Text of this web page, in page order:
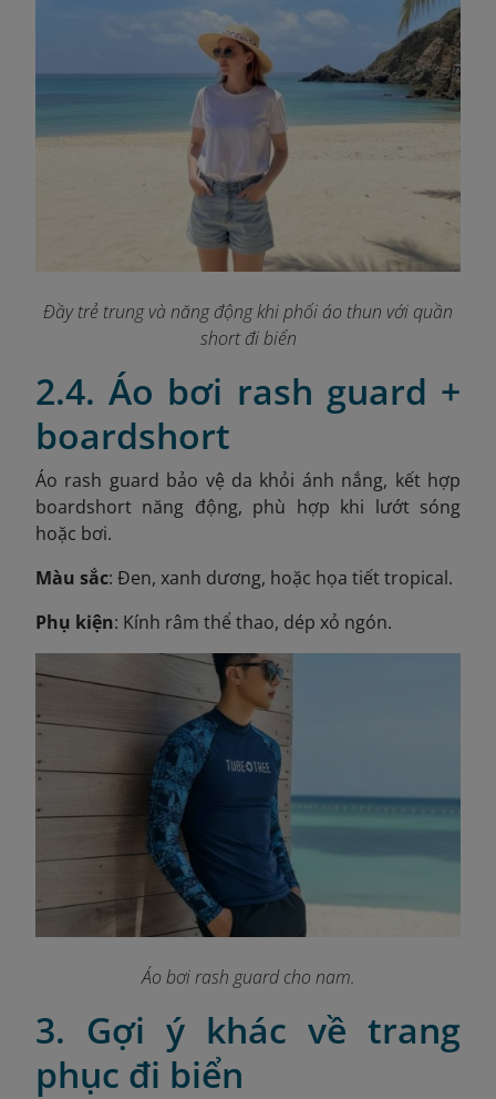
Đầy trẻ trung và năng động khi phối áo thun với quần
short đi biển
2.4. Áo bơi rash guard +
boardshort
Áo rash guard bảo vệ da khỏi ánh nắng, kết hợp
boardshort năng động, phù hợp khi lướt sóng
hoặc bơi.
Màu sắc: Đen, xanh dương, hoặc họa tiết tropical.
Phụ kiện: Kính râm thể thao, dép xỏ ngón.
Áo bơi rash guard cho nam.
3. Gợi ý khác về trang
phục đi biển